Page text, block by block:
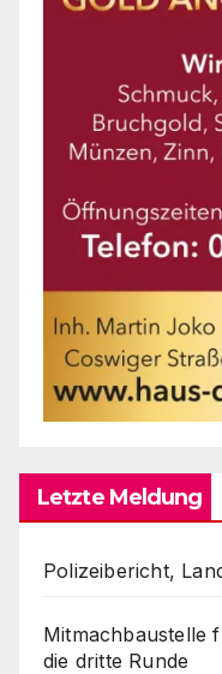
Letzte Meldung
Polizeibericht,
Mitmachbaustelle
die dritte Runde